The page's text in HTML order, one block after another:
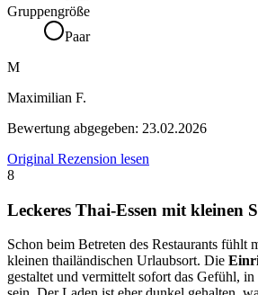
Gruppengröße
Paar
M
Maximilian F.
Bewertung abgegeben: 23.02.2026
Original Rezension lesen
8
Leckeres Thai-Essen mit kleinen
Schon beim Betreten des Restaurants fühlt
kleinen thailändischen Urlaubsort. Die
gestaltet und vermittelt sofort das Gefühl,